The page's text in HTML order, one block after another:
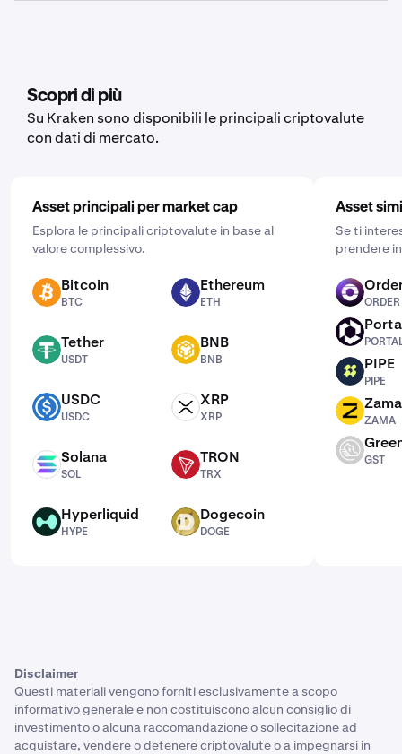
dell’acquisto e clicca su “Una tantum” per scegliere la
frequenza più adatta alle tue esigenze: giornaliera,
settimanale o mensile.
Scopri di più
Su Kraken sono disponibili le principali criptovalute
con dati di mercato.
Asset principali per market cap
Esplora le principali criptovalute in base al
valore complessivo.
BTC Bitcoin
BTC
ETH Ethereum
ETH
USDT Tether
USDT
BNB BNB
BNB
USDC USDC
USDC
XRP XRP
XRP
SOL Solana
SOL
TRX TRON
TRX
HYPE Hyperliquid
HYPE
DOGE Dogecoin
DOGE
Asset
Se ti
prendere
ORDER
ORDER
PORTAL
PIPE PIPE
PIPE
ZAMA Zama
ZAMA
GST
GST
Disclaimer
Questi materiali vengono forniti esclusivamente a scopo
informativo generale e non costituiscono alcun consiglio di
investimento o alcuna raccomandazione o sollecitazione ad
acquistare, vendere o detenere criptovalute o a impegnarsi in